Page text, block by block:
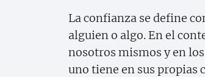
La confianza se define
alguien o algo. En el
nosotros mismos y en
uno tiene en sus propias